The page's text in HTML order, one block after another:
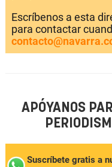
Escríbenos a esta
para contactar
APÓYANOS
Suscríbete gratis a